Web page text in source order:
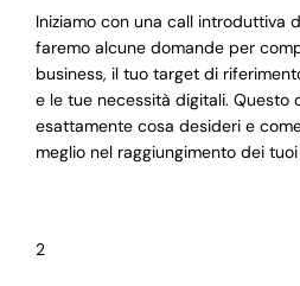
Iniziamo con una call introduttiva
faremo alcune domande per
business, il tuo target di
e le tue necessità digitali.
esattamente cosa desideri e
meglio nel raggiungimento dei
2